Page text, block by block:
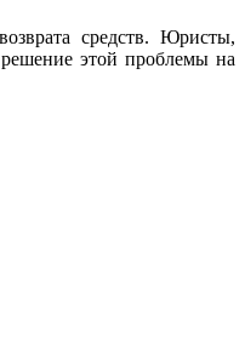
средств. Юристы,
решение этой проблемы на